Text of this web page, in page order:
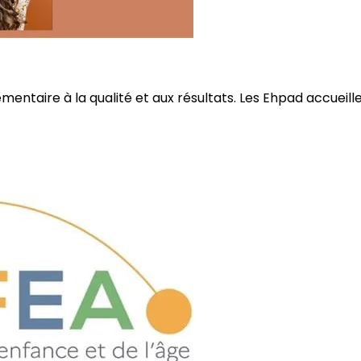
à la qualité et aux résultats. Les Ehpad